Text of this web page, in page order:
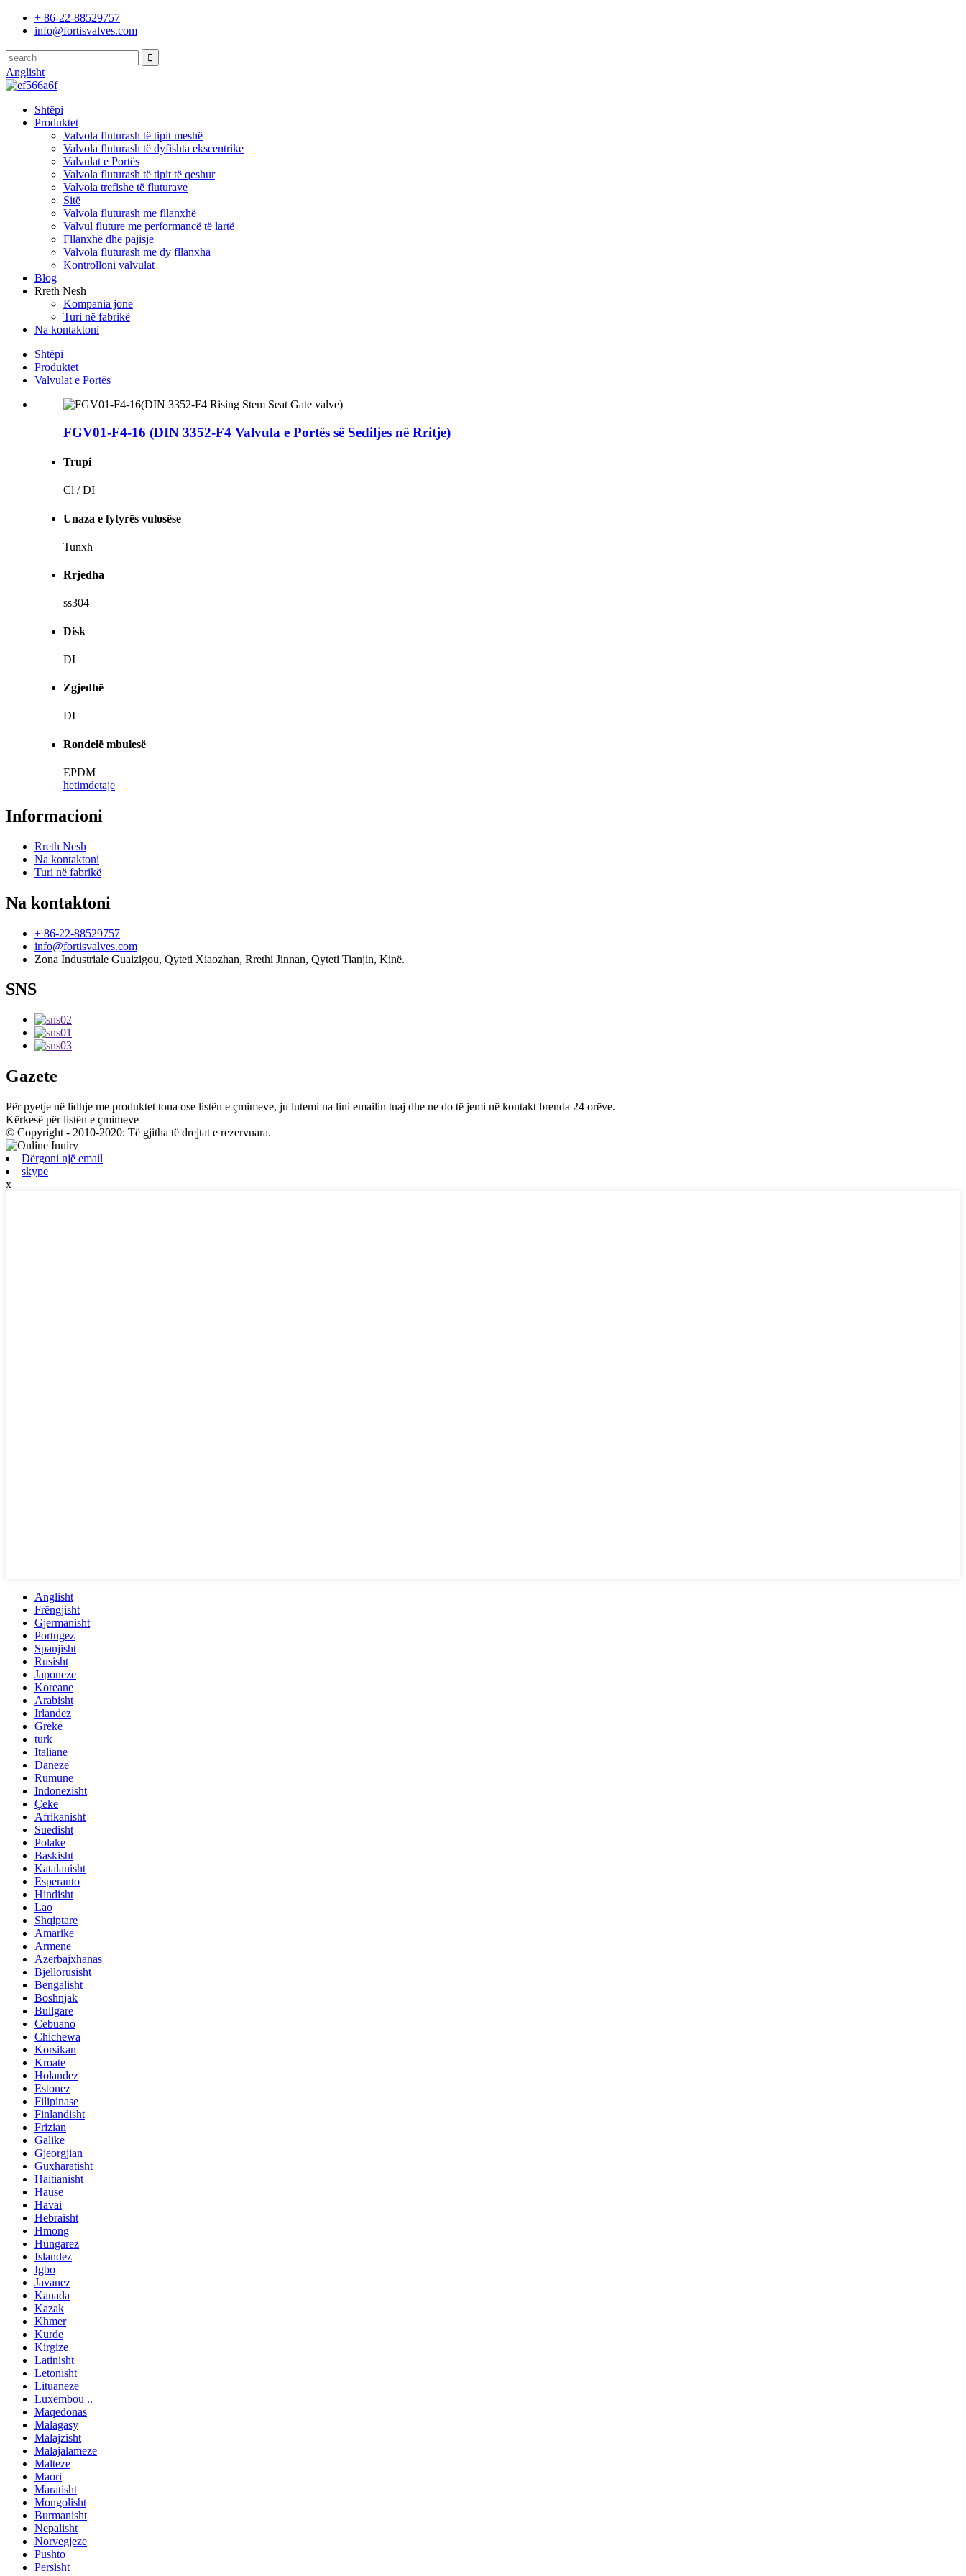
+ 86-22-88529757
info@fortisvalves.com
Anglisht
Shtëpi
Produktet
Valvola fluturash të tipit meshë
Valvola fluturash të dyfishta ekscentrike
Valvulat e Portës
Valvola fluturash të tipit të qeshur
Valvola trefishe të fluturave
Sitë
Valvola fluturash me fllanxhë
Valvul fluture me performancë të lartë
Fllanxhë dhe pajisje
Valvola fluturash me dy fllanxha
Kontrolloni valvulat
Blog
Rreth Nesh
Kompania jone
Turi në fabrikë
Na kontaktoni
Shtëpi
Produktet
Valvulat e Portës
FGV01-F4-16 (DIN 3352-F4 Valvula e Portës së Sediljes në Rritje)
Trupi
Cl / DI
Unaza e fytyrës vulosëse
Tunxh
Rrjedha
ss304
Disk
DI
Zgjedhë
DI
Rondelë mbulesë
EPDM
hetimdetaje
Informacioni
Rreth Nesh
Na kontaktoni
Turi në fabrikë
Na kontaktoni
+ 86-22-88529757
info@fortisvalves.com
Zona Industriale Guaizigou, Qyteti Xiaozhan, Rrethi Jinnan, Qyteti Tianjin, Kinë.
SNS
Gazete
Për pyetje në lidhje me produktet tona ose listën e çmimeve, ju lutemi na lini emailin tuaj dhe ne do të jemi në kontakt brenda 24 orëve.
Kërkesë për listën e çmimeve
© Copyright - 2010-2020: Të gjitha të drejtat e rezervuara.
Dërgoni një email
skype
x
Anglisht
Frëngjisht
Gjermanisht
Portugez
Spanjisht
Rusisht
Japoneze
Koreane
Arabisht
Irlandez
Greke
turk
Italiane
Daneze
Rumune
Indonezisht
Çeke
Afrikanisht
Suedisht
Polake
Baskisht
Katalanisht
Esperanto
Hindisht
Lao
Shqiptare
Amarike
Armene
Azerbajxhanas
Bjellorusisht
Bengalisht
Boshnjak
Bullgare
Cebuano
Chichewa
Korsikan
Kroate
Holandez
Estonez
Filipinase
Finlandisht
Frizian
Galike
Gjeorgjian
Guxharatisht
Haitianisht
Hause
Havai
Hebraisht
Hmong
Hungarez
Islandez
Igbo
Javanez
Kanada
Kazak
Khmer
Kurde
Kirgize
Latinisht
Letonisht
Lituaneze
Luxembou ..
Maqedonas
Malagasy
Malajzisht
Malajalameze
Malteze
Maori
Maratisht
Mongolisht
Burmanisht
Nepalisht
Norvegjeze
Pushto
Persisht